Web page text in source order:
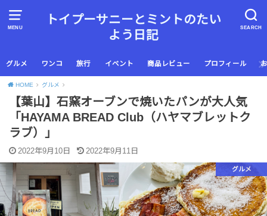
MENU SEARCH
トイプーサニーとミントのたい
よう日記
グルメ ワンコ 旅行 イベント 商品レビュー プロフィール
HOME グルメ
【葉山】石窯オーブンで焼いたパンが大人気
「HAYAMA BREAD Club（ハヤマブレットク
ラブ）」
2022年9月10日 2022年9月11日
グルメ